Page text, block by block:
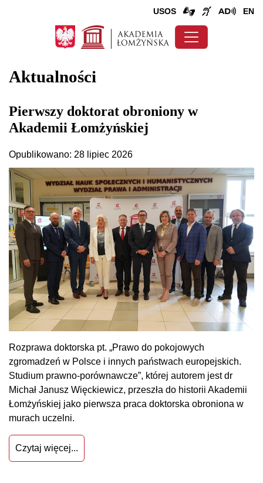
USOS EN
Aktualności
Pierwszy doktorat obroniony w
Akademii Łomżyńskiej
Opublikowano: 28 lipiec 2026
Rozprawa doktorska pt. „Prawo do pokojowych
zgromadzeń w Polsce i innych państwach europejskich.
Studium prawno-porównawcze”, której autorem jest dr
Michał Janusz Więckiewicz, przeszła do historii Akademii
Łomżyńskiej jako pierwsza praca doktorska obroniona w
murach uczelni.
Czytaj więcej...